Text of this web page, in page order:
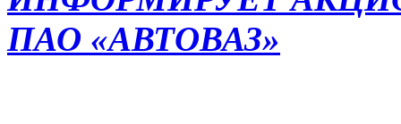
ПАО «АВТОВАЗ»